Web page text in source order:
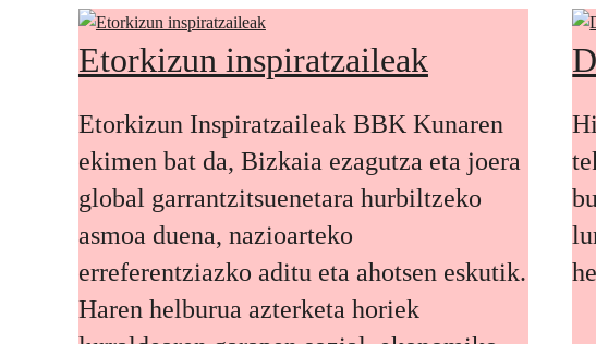
Etorkizun inspiratzaileak
Etorkizun Inspiratzaileak BBK Kunaren
ekimen bat da, Bizkaia ezagutza eta joera
global garrantzitsuenetara hurbiltzeko
asmoa duena, nazioarteko
erreferentziazko aditu eta ahotsen eskutik.
Haren helburua azterketa horiek